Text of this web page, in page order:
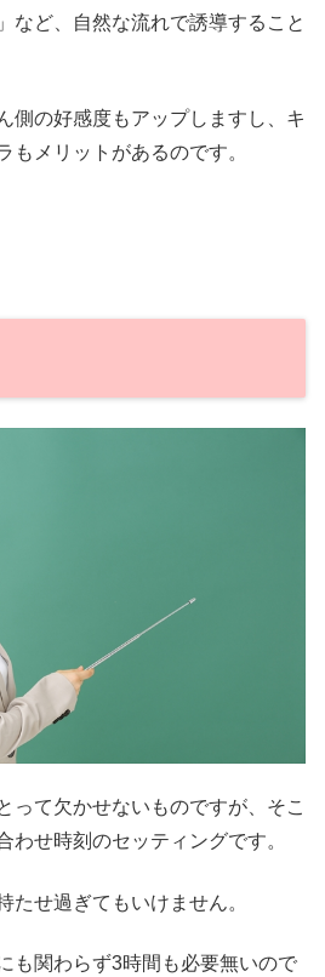
など、自然な流れで誘導すること
側の好感度もアップしますし、キ
もメリットがあるのです。
って欠かせないものですが、そこ
わせ時刻のセッティングです。
たせ過ぎてもいけません。
も関わらず3時間も必要無いので